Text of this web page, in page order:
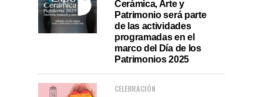
Cerámica, Arte y
Patrimonio será parte
de las actividades
programadas en el
marco del Día de los
Patrimonios 2025
CELEBRACIÓN